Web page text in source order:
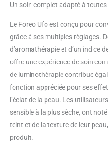
Un soin complet adapté à toutes
Le Foreo Ufo est conçu pour
grâce à ses multiples réglages.
d’aromathérapie et d’un indice
offre une expérience de soin
de luminothérapie contribue
fonction appréciée pour ses
l’éclat de la peau. Les
sensible à la plus sèche, ont
teint et de la texture de leur
produit.